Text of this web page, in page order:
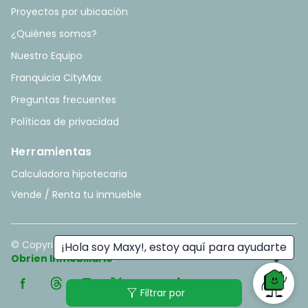
¡Hola soy Maxy!, estoy aquí para ayudarte
filter_alt Filtrar por
Proyectos por ubicación
¿Quiénes somos?
Nuestro Equipo
Franquicia CityMax
Preguntas frecuentes
Políticas de privacidad
Herramientas
Calculadora hipotecaria
Vende / Renta tu inmueble
© Copyright2026. All rights reserved. - Hecho con ❤️ por
Obrien Inmobiliario.